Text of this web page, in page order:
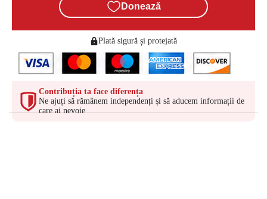
Donează
Plată sigură și protejată
Contribuția ta face diferența
Ne ajuți să rămânem independenți și să aducem informații de
care ai nevoie